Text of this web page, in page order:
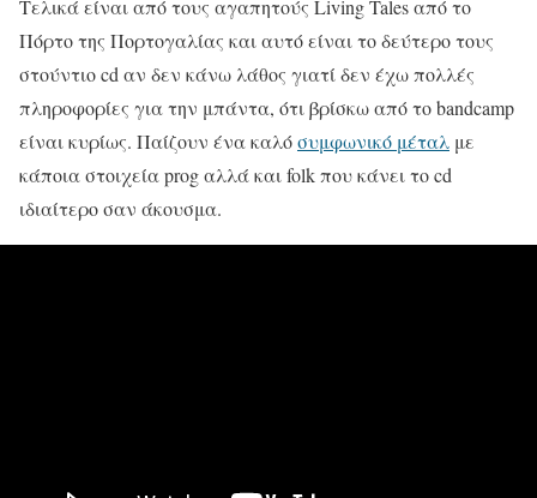
Τελικά είναι από τους αγαπητούς Living Tales από το
Πόρτο της Πορτογαλίας και αυτό είναι το δεύτερο τους
στούντιο cd αν δεν κάνω λάθος γιατί δεν έχω πολλές
πληροφορίες για την μπάντα, ότι βρίσκω από το bandcamp
είναι κυρίως. Παίζουν ένα καλόσυμφωνικό μέταλ με
κάποια στοιχεία prog αλλά και folk που κάνει το cd
ιδιαίτερο σαν άκουσμα.